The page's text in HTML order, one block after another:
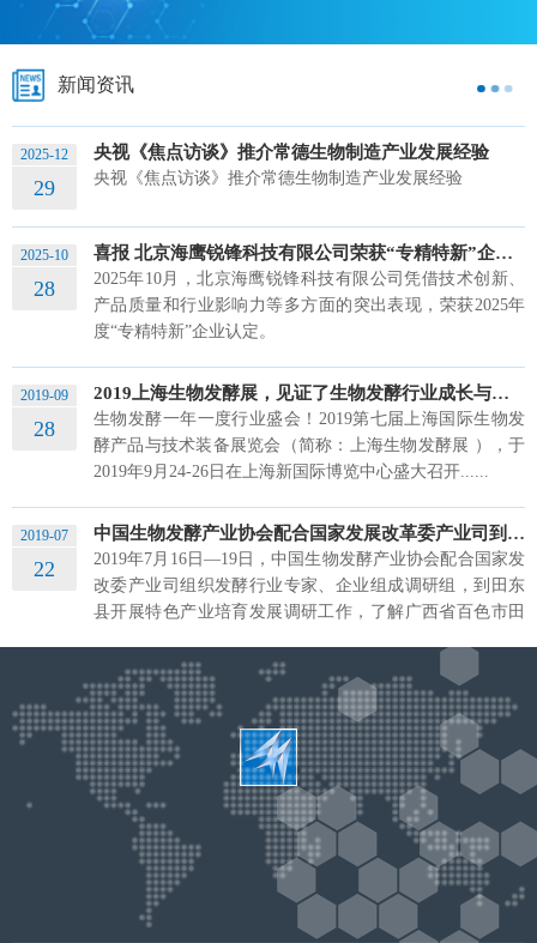
新闻资讯
2025-12
29
央视《焦点访谈》推介常德生物制造产业发展经验
央视《焦点访谈》推介常德生物制造产业发展经验
2025-10
28
喜报 北京海鹰锐锋科技有限公司荣获“专精特新”企业认定
2025年10月，北京海鹰锐锋科技有限公司凭借技术创新、
产品质量和行业影响力等多方面的突出表现，荣获2025年
度“专精特新”企业认定。
2019-09
28
2019上海生物发酵展，见证了生物发酵行业成长与发展
生物发酵一年一度行业盛会！2019第七届上海国际生物发
酵产品与技术装备展览会（简称：上海生物发酵展 ），于
2019年9月24-26日在上海新国际博览中心盛大召开......
2019-07
22
中国生物发酵产业协会配合国家发展改革委产业司到田东县开展特色产业培育发展调研
2019年7月16日—19日，中国生物发酵产业协会配合国家发
改委产业司组织发酵行业专家、企业组成调研组，到田东
县开展特色产业培育发展调研工作，了解广西省百色市田